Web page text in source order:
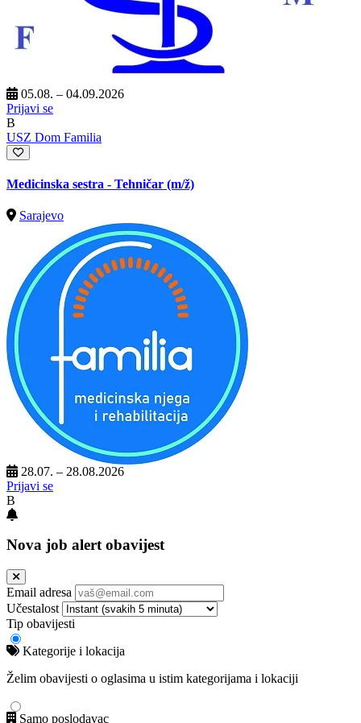
05.08. – 04.09.2026
Prijavi se
B
USZ Dom Familia
Medicinska sestra - Tehničar (m/ž)
Sarajevo
28.07. – 28.08.2026
Prijavi se
B
Nova job alert obavijest
Email adresa
Učestalost
Tip obavijesti
Kategorije i lokacija
Želim obavijesti o oglasima u istim kategorijama i lokaciji
Samo poslodavac